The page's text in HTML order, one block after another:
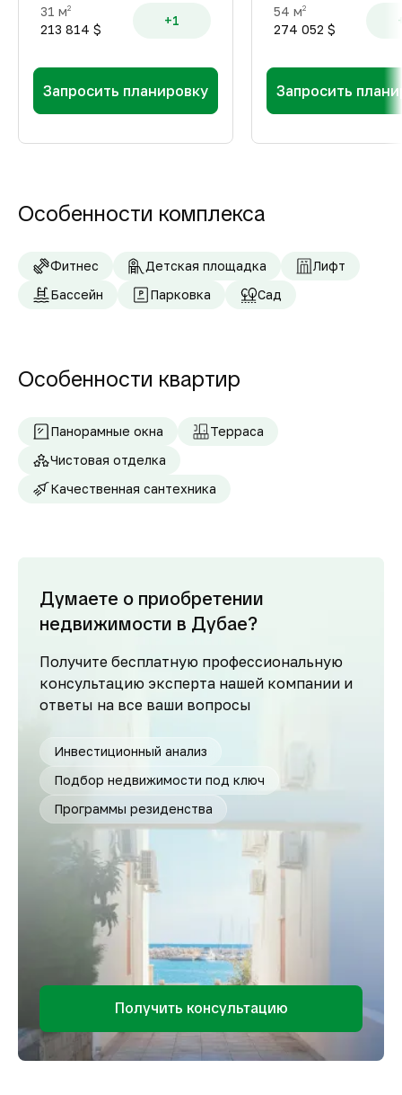
31 м2
213 814 $
+1
Запросить планировку
54 м2
274 052 $
Запросить
Особенности комплекса
Фитнес Детская площадка
Лифт
Бассейн
Парковка Сад
Особенности квартир
Панорамные окна
Терраса
Чистовая отделка
Качественная сантехника
Думаете о приобретении
недвижимости в Дубае?
Получите бесплатную профессиональную
консультацию эксперта нашей компании и
ответы на все ваши вопросы
Инвестиционный анализ
Подбор недвижимости под ключ
Программы резиденства
Получить консультацию